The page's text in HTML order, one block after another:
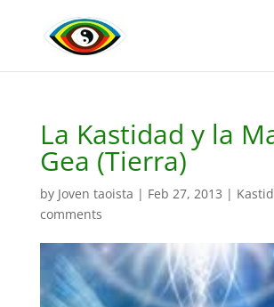
La Kastidad y la
Gea (Tierra)
by Joven taoista | Feb 27, 2013 |
comments